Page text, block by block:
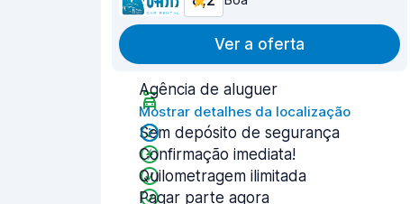
Ver a oferta
Agência de aluguer
Mostrar detalhes da localização
Sem depósito de segurança
Confirmação imediata!
Quilometragem ilimitada
Pagar parte agora